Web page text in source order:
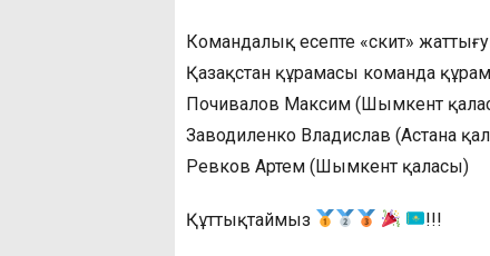
Командалық есепте «скит»
Қазақстан құрамасы команда
Почивалов Максим (Шымкент
Заводиленко Владислав (Астана
Ревков Артем (Шымкент қаласы)
Құттықтаймыз
!!!